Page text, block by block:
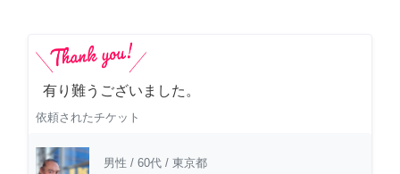
有り難うございました。
依頼されたチケット
男性 / 60代 / 東京都